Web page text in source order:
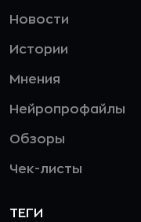
Новости
Истории
Мнения
Нейропрофайлы
Обзоры
Чек-листы
ТЕГИ